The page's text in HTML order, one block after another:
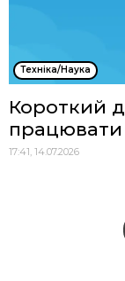
Техніка/Наука
Короткий
працювати
17:41, 14.07.2026